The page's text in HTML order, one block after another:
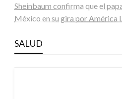
Sheinbaum confirma que el
México en su gira por América
SALUD